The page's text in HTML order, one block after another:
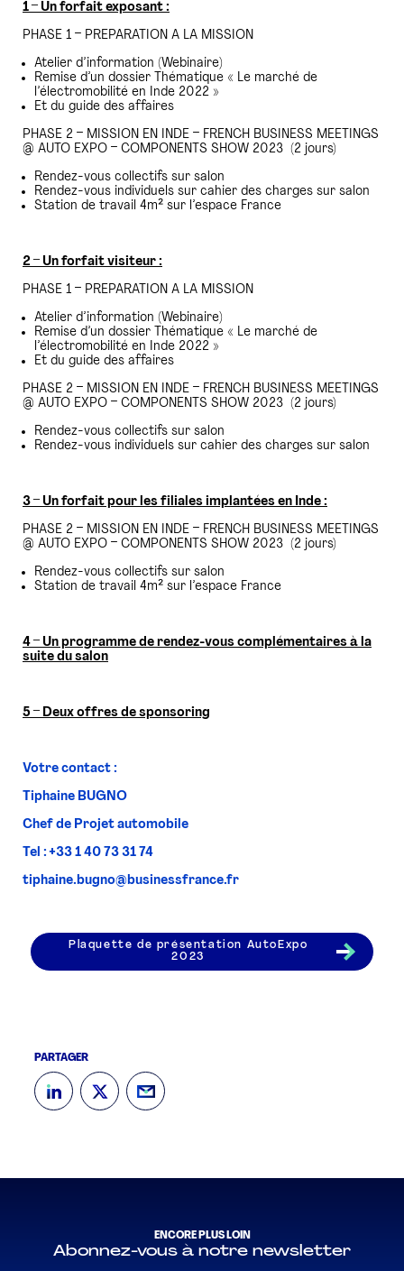
1 – Un forfait exposant :
PHASE 1 – PREPARATION A LA MISSION
Atelier d’information (Webinaire)
Remise d’un dossier Thématique « Le marché de
l’électromobilité en Inde 2022 »
Et du guide des affaires
PHASE 2 – MISSION EN INDE – FRENCH BUSINESS MEETINGS
@ AUTO EXPO – COMPONENTS SHOW 2023 (2 jours)
Rendez-vous collectifs sur salon
Rendez-vous individuels sur cahier des charges sur salon
Station de travail 4m² sur l’espace France
2 – Un forfait visiteur :
PHASE 1 – PREPARATION A LA MISSION
Atelier d’information (Webinaire)
Remise d’un dossier Thématique « Le marché de
l’électromobilité en Inde 2022 »
Et du guide des affaires
PHASE 2 – MISSION EN INDE – FRENCH BUSINESS MEETINGS
@ AUTO EXPO – COMPONENTS SHOW 2023 (2 jours)
Rendez-vous collectifs sur salon
Rendez-vous individuels sur cahier des charges sur salon
3 – Un forfait pour les filiales implantées en Inde :
PHASE 2 – MISSION EN INDE – FRENCH BUSINESS MEETINGS
@ AUTO EXPO – COMPONENTS SHOW 2023 (2 jours)
Rendez-vous collectifs sur salon
Station de travail 4m² sur l’espace France
4 – Un programme de rendez-vous complémentaires à la
suite du salon
5 – Deux offres de sponsoring
Votre contact :
Tiphaine BUGNO
Chef de Projet automobile
Tel : +33 1 40 73 31 74
tiphaine.bugno@businessfrance.fr
Plaquette de présentation AutoExpo
2023
PARTAGER
ENCORE PLUS LOIN
Abonnez-vous à notre newsletter